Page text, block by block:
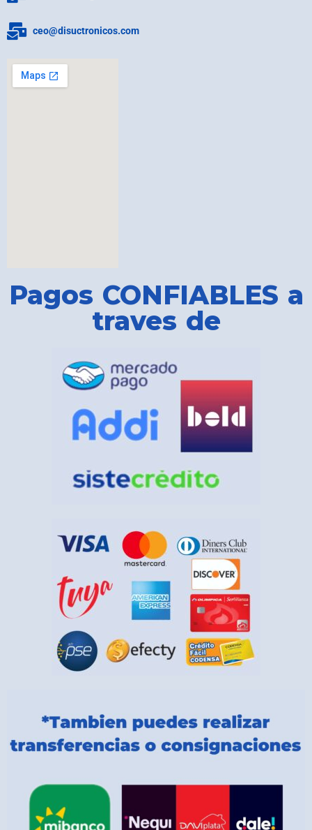
ceo@disuctronicos.com
Pagos CONFIABLES a
traves de